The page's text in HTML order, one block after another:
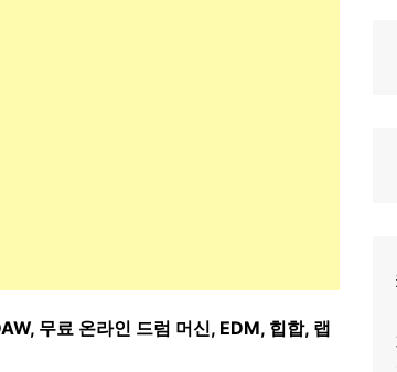
무료 온라인 드럼 머신, EDM, 힙합, 랩